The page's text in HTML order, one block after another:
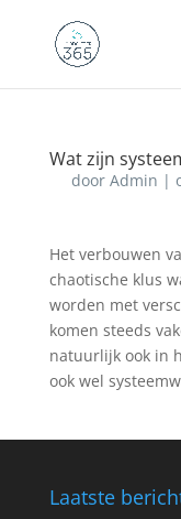
Wat zijn
door Admin |
Het verbouwen
chaotische klus
worden met
komen steeds
natuurlijk ook in
ook wel
Laatste